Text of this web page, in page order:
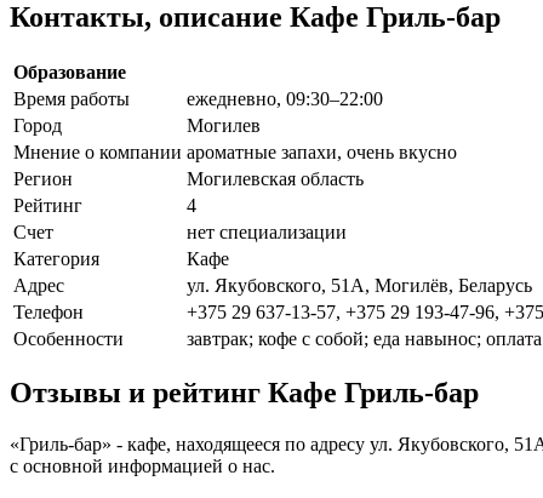
Контакты, описание Кафе Гриль-бар
Образование
Время работы
ежедневно, 09:30–22:00
Город
Могилев
Мнение о компании ароматные запахи, очень вкусно
Регион
Могилевская область
Рейтинг
4
Счет
нет специализации
Категория
Кафе
Адрес
ул. Якубовского, 51А, Могилёв, Беларусь
Телефон
+375 29 637-13-57, +375 29 193-47-96,
Особенности
завтрак; кофе с собой; еда навынос;
Отзывы и рейтинг Кафе Гриль-бар
«Гриль-бар» - кафе, находящееся по адресу ул. Якубовского,
с основной информацией о нас.